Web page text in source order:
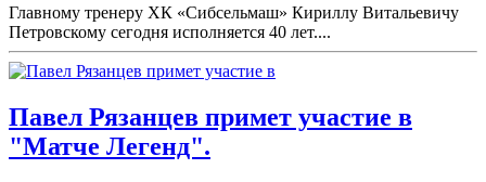
Главному тренеру ХК «Сибсельмаш» Кириллу Витальевичу
Петровскому сегодня исполняется 40 лет....
Павел Рязанцев примет участие в
"Матче Легенд".